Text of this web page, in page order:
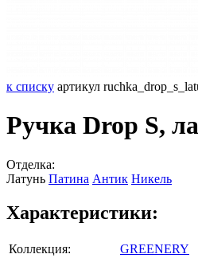
к списку артикул
Ручка Drop S,
Отделка:
Латунь Патина Антик Никель
Характеристики:
Коллекция:
GREENERY